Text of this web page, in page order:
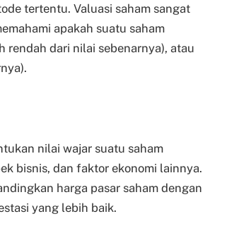
tertentu. Valuasi saham sangat
apakah suatu saham
rendah dari nilai sebenarnya), atau
nilai wajar suatu saham
bisnis, dan faktor ekonomi lainnya.
harga pasar saham dengan
yang lebih baik.